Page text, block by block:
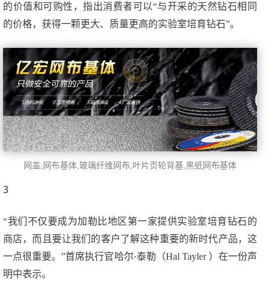
的价值和可购性，指出消费者可以“与开采的天然钻石相同
的价格，获得一颗更大、质量更高的实验室培育钻石”。
网盖,网布基体,玻璃纤维网布,叶片页轮背基,黑纸网布基体
3
“我们不仅要成为加勒比地区第一家提供实验室培育钻石的
商店，而且要让我们的客户了解这种重要的新时代产品，这
一点很重要。”首席执行官哈尔·泰勒（Hal Tayler ）在一份声
明中表示。